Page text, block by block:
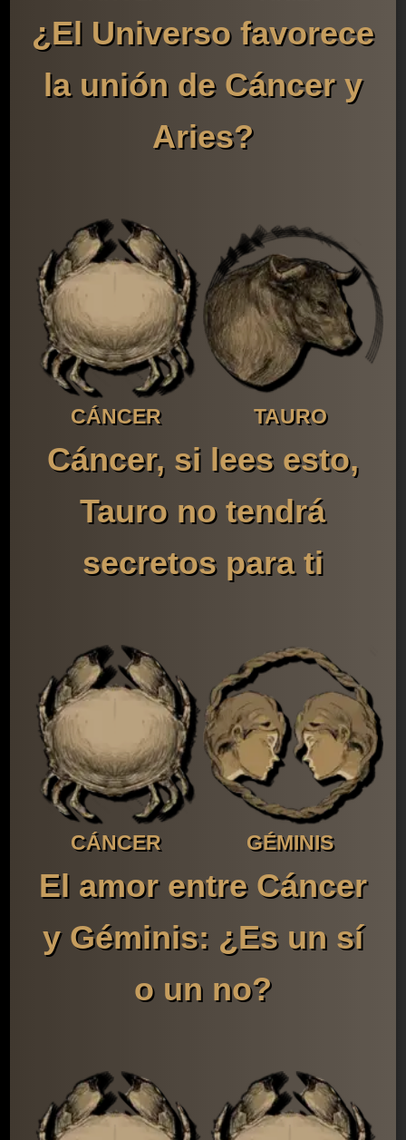
¿El Universo favorece
la unión de Cáncer y
Aries?
CÁNCER TAURO
Cáncer, si lees esto,
Tauro no tendrá
secretos para ti
CÁNCER GÉMINIS
El amor entre Cáncer
y Géminis: ¿Es un sí
o un no?